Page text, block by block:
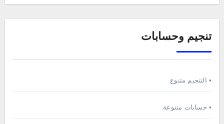
تنجيم وحسابات
• التنجيم متنوع
• حسابات متنوعة